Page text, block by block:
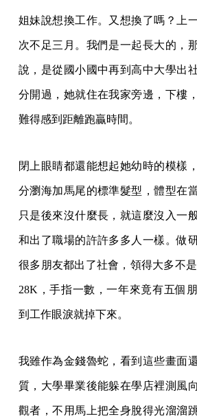
姐妹說想換工作。又想換了嗎？上
次不足三月。我們是一起長大的，
說，是從國小國中再到高中大學出
分開過，她就住在我家旁邊，下樓
難得感到距離跑贏時間。
閉上眼睛都還能想起她幼時的模樣
分瀏海加馬尾的標準髮型，體型在
只是後來沒什麼長，就這麼沒入一
和出了職場的許許多多人一樣。做
很多朋友都出了社會，領得大多不
28K，手指一數，一年來竟有五個
到工作眼淚就掉下來。
我雖作為金錢魯蛇，看到這些畫面
質，大學畢業後能躲在學店裡測風
觀者，不用馬上把全身脫得光溜溜